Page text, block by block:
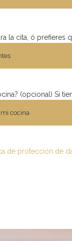
la cita, ó prefieres
(opcional) Si
de protección de